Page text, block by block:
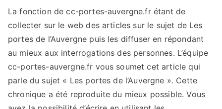
La fonction de cc-portes-auvergne.fr étant de
collecter sur le web des articles sur le sujet de Les
portes de l’Auvergne puis les diffuser en répondant
au mieux aux interrogations des personnes. L’équipe
cc-portes-auvergne.fr vous soumet cet article qui
parle du sujet « Les portes de l’Auvergne ». Cette
chronique a été reproduite du mieux possible. Vous